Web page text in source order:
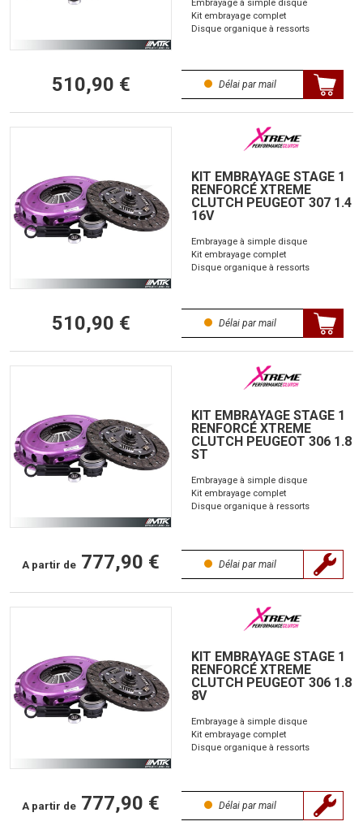
Embrayage à simple disque
Kit embrayage complet
Disque organique à ressorts
510,90 € Délai par mail
KIT EMBRAYAGE STAGE 1
RENFORCÉ XTREME
CLUTCH PEUGEOT 307 1.4
16V
Embrayage à simple disque
Kit embrayage complet
Disque organique à ressorts
510,90 € Délai par mail
KIT EMBRAYAGE STAGE 1
RENFORCÉ XTREME
CLUTCH PEUGEOT 306 1.8
ST
Embrayage à simple disque
Kit embrayage complet
Disque organique à ressorts
A partir de 777,90 € Délai par mail
KIT EMBRAYAGE STAGE 1
RENFORCÉ XTREME
CLUTCH PEUGEOT 306 1.8
8V
Embrayage à simple disque
Kit embrayage complet
Disque organique à ressorts
A partir de 777,90 € Délai par mail